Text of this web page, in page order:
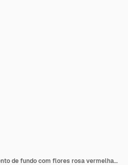
Um convite de casamento de fundo com flores rosa vermelhas e decoração de folhas